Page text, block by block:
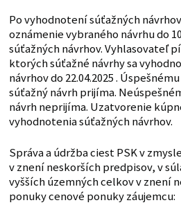
Po vyhodnotení súťažných
oznámenie vybraného návrhu do
súťažných návrhov. Vyhlasovateľ
ktorých súťažné návrhy sa
návrhov do 22.04.2025 .
súťažný návrh prijíma.
návrh neprijíma. Uzatvorenie
vyhodnotenia súťažných návrhov.
Správa a údržba ciest PSK v
v znení neskorších predpisov, v
vyšších územných celkov v znení
ponuky cenové ponuky záujemcu: